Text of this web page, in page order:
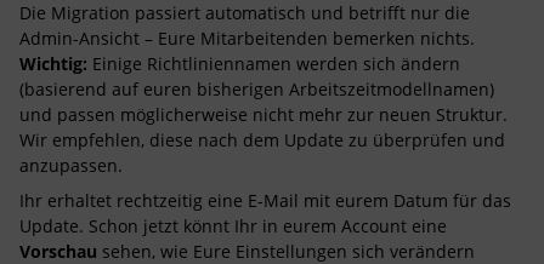
Die Migration passiert automatisch und betrifft nur die
Admin-Ansicht – Eure Mitarbeitenden bemerken nichts.
Wichtig: Einige Richtliniennamen werden sich ändern
(basierend auf euren bisherigen Arbeitszeitmodellnamen)
und passen möglicherweise nicht mehr zur neuen Struktur.
Wir empfehlen, diese nach dem Update zu überprüfen und
anzupassen.
Ihr erhaltet rechtzeitig eine E-Mail mit eurem Datum für das
Update. Schon jetzt könnt Ihr in eurem Account eine
Vorschau sehen, wie Eure Einstellungen sich verändern